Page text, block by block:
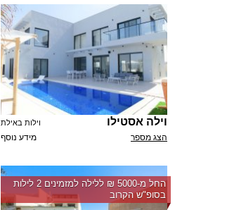
וילה אסטילו וילות באילת
מידע נוסף הצג מספר
החל מ-‏5000 ₪ ללילה למזמינים 2 לילות
בסופ"ש הקרוב